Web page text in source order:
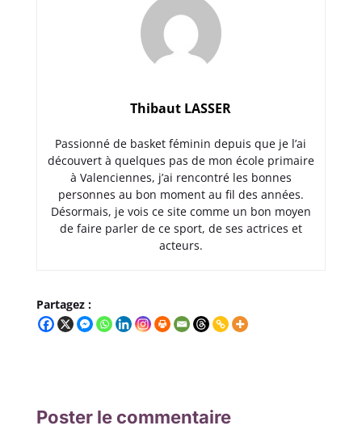
Thibaut LASSER
Passionné de basket féminin depuis que je l’ai
découvert à quelques pas de mon école primaire
à Valenciennes, j’ai rencontré les bonnes
personnes au bon moment au fil des années.
Désormais, je vois ce site comme un bon moyen
de faire parler de ce sport, de ses actrices et
acteurs.
Partagez :
Poster le commentaire